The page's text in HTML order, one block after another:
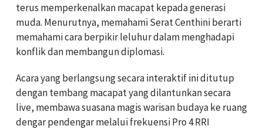
terus memperkenalkan macapat kepada generasi
muda. Menurutnya, memahami Serat Centhini berarti
memahami cara berpikir leluhur dalam menghadapi
konflik dan membangun diplomasi.
Acara yang berlangsung secara interaktif ini ditutup
dengan tembang macapat yang dilantunkan secara
live, membawa suasana magis warisan budaya ke ruang
dengar pendengar melalui frekuensi Pro 4 RRI